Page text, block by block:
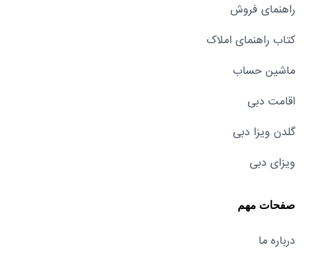
راهنمای فروش
کتاب راهنمای املاک
ماشین حساب
اقامت دبی
گلدن ویزا دبی
ویزای دبی
صفحات مهم
درباره ما